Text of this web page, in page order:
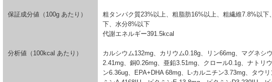
保証成分値（100g あたり）
粗タンパク質23%以上、粗脂肪16%以上、粗繊維7.8%以下
下、水分8%以下
代謝エネルギー391.5kcal
分析値（100kcal あたり）
カルシウム132mg、カリウム0.18g、リン66mg、マグネシ
2.41mg、銅0.26mg、亜鉛3.51mg、クロール0.1g、ナトリ
ン6.36ug、EPA+DHA 68mg、L-カルニチン3.73mg、タウリ